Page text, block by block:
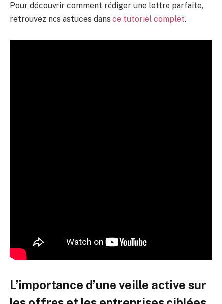
Pour découvrir comment rédiger une lettre parfaite,
retrouvez nos astuces dans ce tutoriel complet.
L’importance d’une veille active sur